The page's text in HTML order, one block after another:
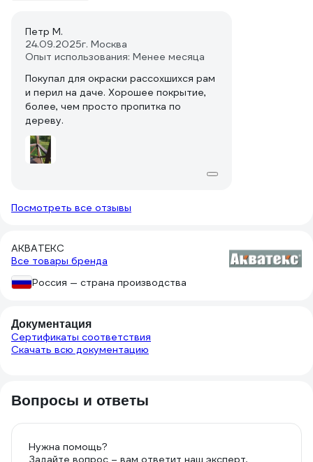
Петр М.
24.09.2025г. Москва
Опыт использования: Менее месяца
Покупал для окраски рассохшихся рам
и перил на даче. Хорошее покрытие,
более, чем просто пропитка по
дереву.
Посмотреть все отзывы
АКВАТЕКС
Все товары бренда
Россия — страна производства
Документация
Сертификаты соответствия
Скачать всю документацию
Вопросы и ответы
Нужна помощь?
Задайте вопрос – вам ответит наш эксперт,